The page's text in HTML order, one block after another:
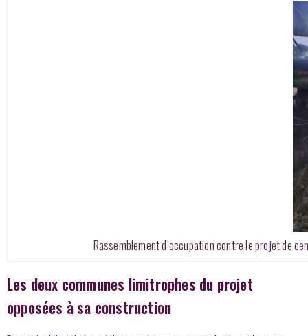
Rassemblement d’occupation contre le projet de
Les deux communes limitrophes du projet
opposées à sa construction